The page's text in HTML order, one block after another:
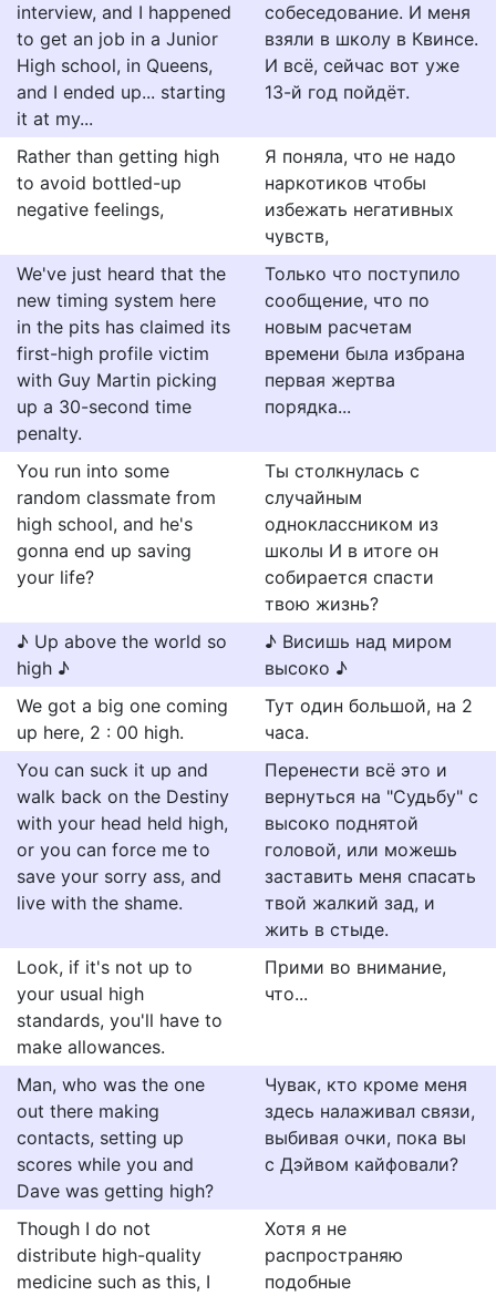
interview, and I happened
to get an job in a Junior
High school, in Queens,
and I ended up... starting
it at my...
собеседование. И меня
взяли в школу в Квинсе.
И всё, сейчас вот уже
13-й год пойдёт.
Rather than getting high
to avoid bottled-up
negative feelings,
Я поняла, что не надо
наркотиков чтобы
избежать негативных
чувств,
We've just heard that the
new timing system here
in the pits has claimed its
first-high profile victim
with Guy Martin picking
up a 30-second time
penalty.
Только что поступило
сообщение, что по
новым расчетам
времени была избрана
первая жертва
порядка...
You run into some
random classmate from
high school, and he's
gonna end up saving
your life?
Ты столкнулась с
случайным
одноклассником из
школы И в итоге он
собирается спасти
твою жизнь?
♪ Up above the world so
high ♪
♪ Висишь над миром
высоко ♪
We got a big one coming
up here, 2 : 00 high.
Тут один большой, на 2
часа.
You can suck it up and
walk back on the Destiny
with your head held high,
or you can force me to
save your sorry ass, and
live with the shame.
Перенести всё это и
вернуться на "Судьбу" с
высоко поднятой
головой, или можешь
заставить меня спасать
твой жалкий зад, и
жить в стыде.
Look, if it's not up to
your usual high
standards, you'll have to
make allowances.
Прими во внимание,
что...
Man, who was the one
out there making
contacts, setting up
scores while you and
Dave was getting high?
Чувак, кто кроме меня
здесь налаживал связи,
выбивая очки, пока вы
с Дэйвом кайфовали?
Though I do not
distribute high-quality
medicine such as this, I
Хотя я не
распространяю
подобные